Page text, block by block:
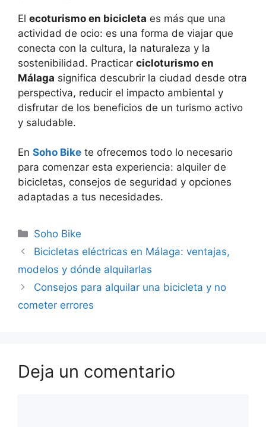
El ecoturismo en bicicleta es más que una
actividad de ocio: es una forma de viajar que
conecta con la cultura, la naturaleza y la
sostenibilidad. Practicar cicloturismo en
Málaga significa descubrir la ciudad desde otra
perspectiva, reducir el impacto ambiental y
disfrutar de los beneficios de un turismo activo
y saludable.
En Soho Bike te ofrecemos todo lo necesario
para comenzar esta experiencia: alquiler de
bicicletas, consejos de seguridad y opciones
adaptadas a tus necesidades.
Soho Bike
Bicicletas eléctricas en Málaga: ventajas,
modelos y dónde alquilarlas
Consejos para alquilar una bicicleta y no
cometer errores
Deja un comentario